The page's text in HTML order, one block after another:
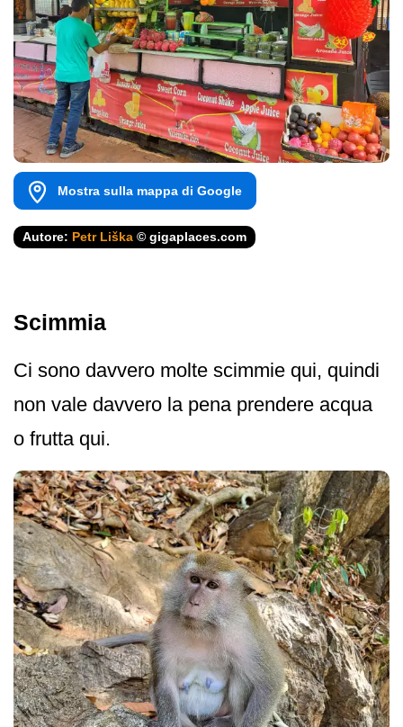
Mostra sulla mappa di Google
Autore: Petr Liška © gigaplaces.com
Scimmia
Ci sono davvero molte scimmie qui, quindi
non vale davvero la pena prendere acqua
o frutta qui.